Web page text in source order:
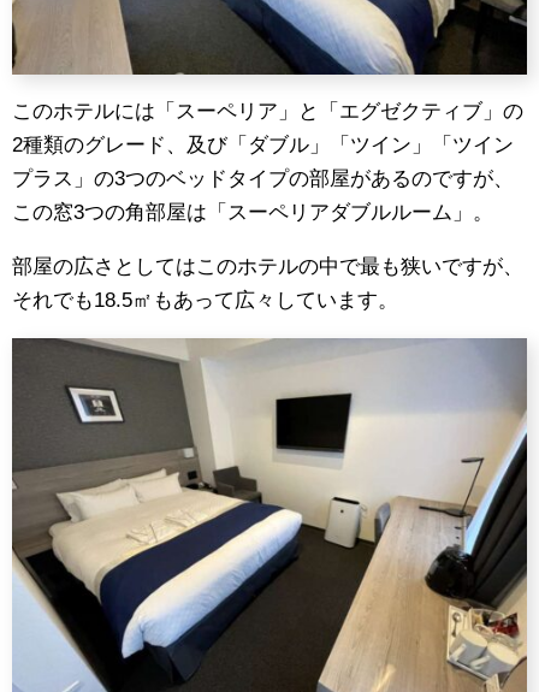
このホテルには「スーペリア」と「エグゼクティブ」の
2種類のグレード、及び「ダブル」「ツイン」「ツイン
プラス」の3つのベッドタイプの部屋があるのですが、
この窓3つの角部屋は「スーペリアダブルルーム」。
部屋の広さとしてはこのホテルの中で最も狭いですが、
それでも18.5㎡もあって広々しています。